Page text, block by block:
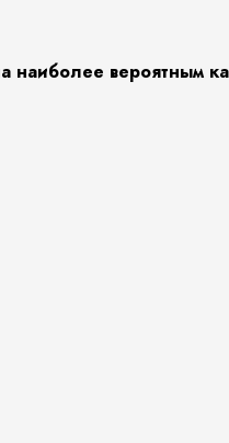
​​наиболее вероятным